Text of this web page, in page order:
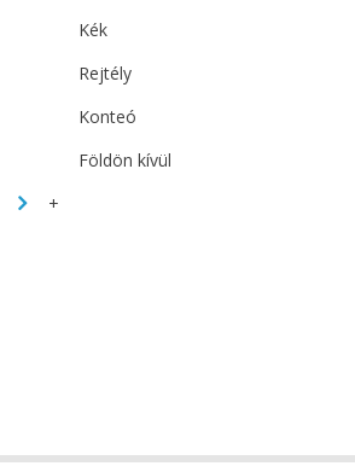
Kék
Rejtély
Konteó
Földön kívül
+